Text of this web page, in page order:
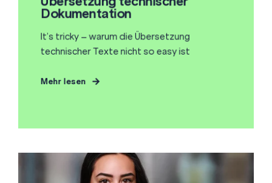
Dokumentation
It’s tricky – warum die Übersetzung
technischer Texte nicht so easy ist
Mehr lesen